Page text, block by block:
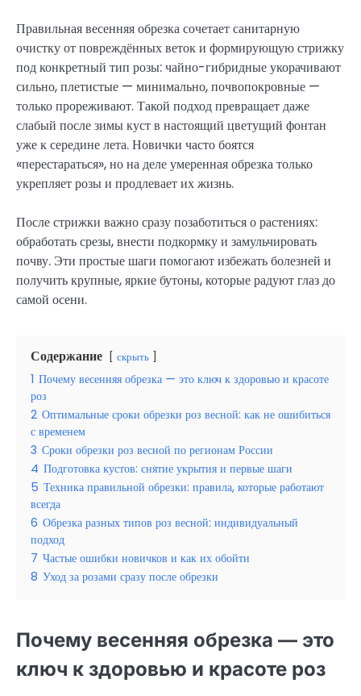
Правильная весенняя обрезка сочетает санитарную
очистку от повреждённых веток и формирующую стрижку
под конкретный тип розы: чайно-гибридные укорачивают
сильно, плетистые — минимально, почвопокровные —
только прореживают. Такой подход превращает даже
слабый после зимы куст в настоящий цветущий фонтан
уже к середине лета. Новички часто боятся
«перестараться», но на деле умеренная обрезка только
укрепляет розы и продлевает их жизнь.
После стрижки важно сразу позаботиться о растениях:
обработать срезы, внести подкормку и замульчировать
почву. Эти простые шаги помогают избежать болезней и
получить крупные, яркие бутоны, которые радуют глаз до
самой осени.
Содержание скрыть
1 Почему весенняя обрезка — это ключ к здоровью и красоте
роз
2 Оптимальные сроки обрезки роз весной: как не ошибиться
с временем
3 Сроки обрезки роз весной по регионам России
4 Подготовка кустов: снятие укрытия и первые шаги
5 Техника правильной обрезки: правила, которые работают
всегда
6 Обрезка разных типов роз весной: индивидуальный
подход
7 Частые ошибки новичков и как их обойти
8 Уход за розами сразу после обрезки
Почему весенняя обрезка — это
ключ к здоровью и красоте роз